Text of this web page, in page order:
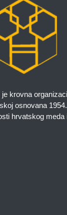
krovna
osnovana
hrvatskog meda